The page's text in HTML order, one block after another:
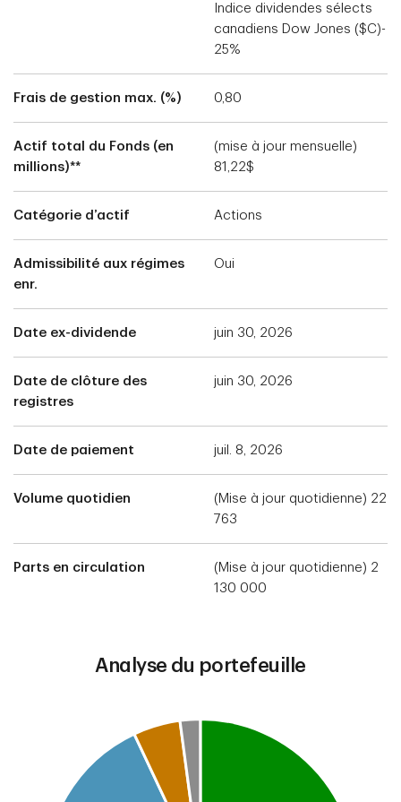
Indice dividendes sélects
canadiens Dow Jones ($C)-
25%
Frais de gestion max. (%) 0,80
Actif total du Fonds (en
millions)**
(mise à jour mensuelle)
81,22$
Catégorie d’actif Actions
Admissibilité aux régimes
enr.
Oui
Date ex-dividende juin 30, 2026
Date de clôture des
registres
juin 30, 2026
Date de paiement juil. 8, 2026
Volume quotidien
(Mise à jour quotidienne) 22
763
Parts en circulation
(Mise à jour quotidienne) 2
130 000
Analyse du portefeuille
Pie chart with 4 slices.
This is a portfolio analysis pie chart